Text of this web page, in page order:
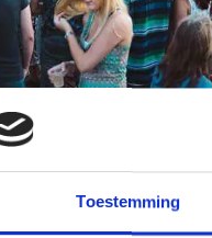
Toestemming